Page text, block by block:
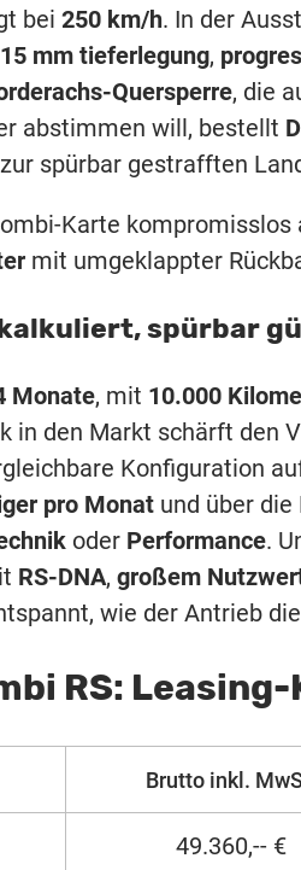
bei 250 km/h. In der
15 mm tieferlegung,
Quersperre, die
abstimmen will, bestellt
spürbar gestrafften
Karte kompromisslos
mit umgeklappter
spürbar
Monate, mit 10.000
in den Markt schärft den
Konfiguration
pro Monat und über
oder Performance.
RS-DNA, großem
wie der Antrieb
RS:
Brutto inkl.
49.360,-- €